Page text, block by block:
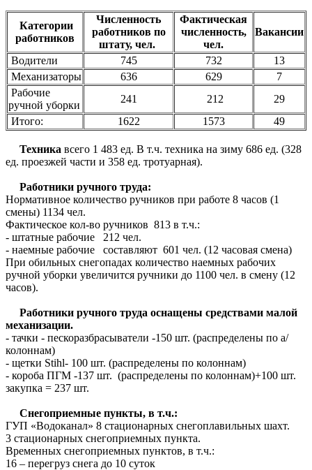
Категории
работников
Численность
работников по
штату, чел.
Фактическая
численность,
чел.
Вакансии
Водители 745 732
13
Механизаторы
636 629
7
Рабочие
ручной уборки
241 212
29
Итого:
1622 1573 49
Техника всего 1 483 ед. В т.ч. техника на зиму 686 ед. (328
ед. проезжей части и 358 ед. тротуарная).
Работники ручного труда:
Нормативное количество ручников при работе 8 часов (1
смены) 1134 чел.
Фактическое кол-во ручников 813 в т.ч.:
- штатные рабочие 212 чел.
- наемные рабочие составляют 601 чел. (12 часовая смена)
При обильных снегопадах количество наемных рабочих
ручной уборки увеличится ручники до 1100 чел. в смену (12
часов).
Работники ручного труда оснащены средствами малой
механизации.
- тачки - пескоразбрасыватели -150 шт. (распределены по а/
колоннам)
- щетки Stihl- 100 шт. (распределены по колоннам)
- короба ПГМ -137 шт. (распределены по колоннам)+100 шт.
закупка = 237 шт.
Снегоприемные пункты, в т.ч.:
ГУП «Водоканал» 8 стационарных снегоплавильных шахт.
3 стационарных снегоприемных пункта.
Временных снегоприемных пунктов, в т.ч.:
16 – перегруз снега до 10 суток